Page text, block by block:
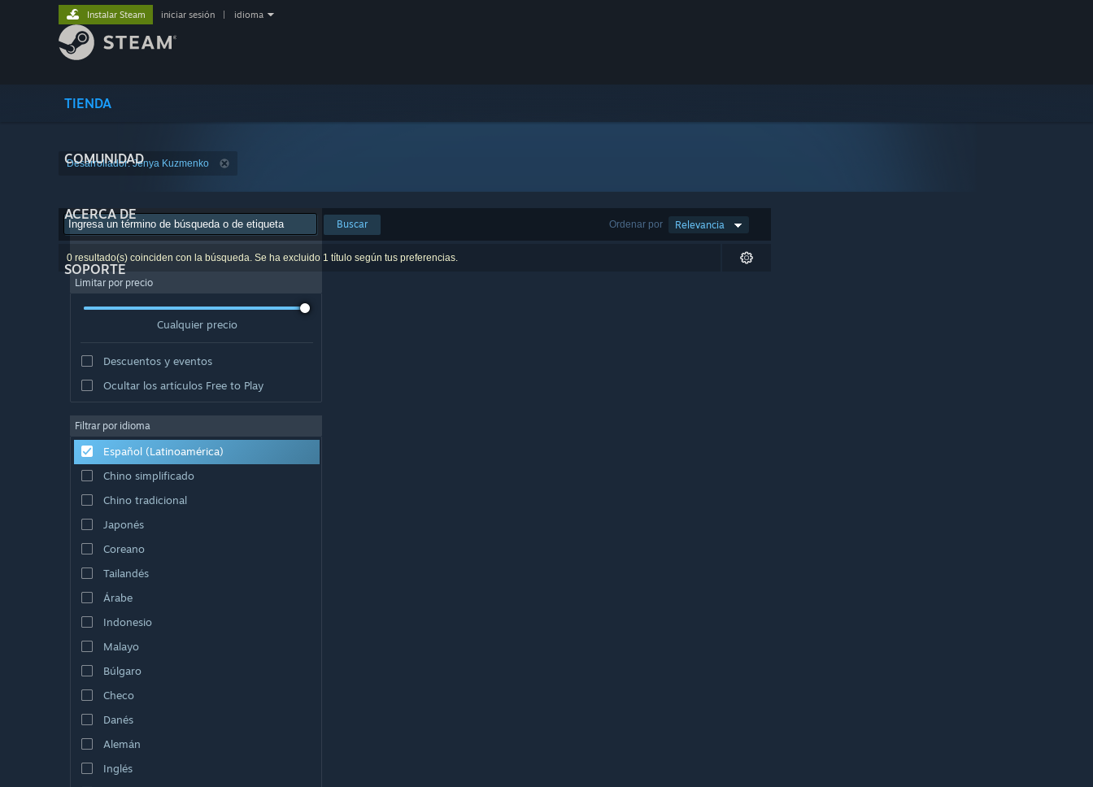
TIENDA
COMUNIDAD
ACERCA DE
SOPORTE
Instalar Steam iniciar sesión idioma
Desarrollador: Jenya Kuzmenko
Ordenar por Relevancia
Buscar
0 resultado(s) coinciden con la búsqueda. Se ha excluido 1 título según tus preferencias.
Limitar por precio
Cualquier precio
Descuentos y eventos
Ocultar los artículos Free to Play
Filtrar por idioma
Español (Latinoamérica)
Chino simplificado
Chino tradicional
Japonés
Coreano
Tailandés
Árabe
Indonesio
Malayo
Búlgaro
Checo
Danés
Alemán
Inglés